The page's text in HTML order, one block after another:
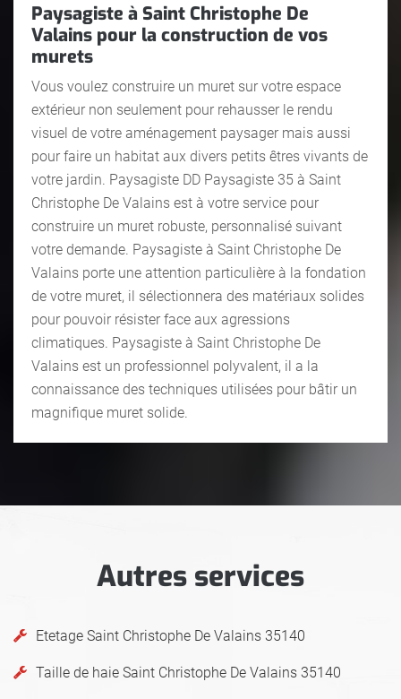
Paysagiste à Saint Christophe De
Valains pour la construction de vos
murets
Vous voulez construire un muret sur votre espace
extérieur non seulement pour rehausser le rendu
visuel de votre aménagement paysager mais aussi
pour faire un habitat aux divers petits êtres vivants de
votre jardin. Paysagiste DD Paysagiste 35 à Saint
Christophe De Valains est à votre service pour
construire un muret robuste, personnalisé suivant
votre demande. Paysagiste à Saint Christophe De
Valains porte une attention particulière à la fondation
de votre muret, il sélectionnera des matériaux solides
pour pouvoir résister face aux agressions
climatiques. Paysagiste à Saint Christophe De
Valains est un professionnel polyvalent, il a la
connaissance des techniques utilisées pour bâtir un
magnifique muret solide.
Autres services
Etetage Saint Christophe De Valains 35140
Taille de haie Saint Christophe De Valains 35140